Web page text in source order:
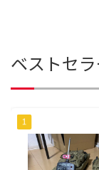
ベストセ